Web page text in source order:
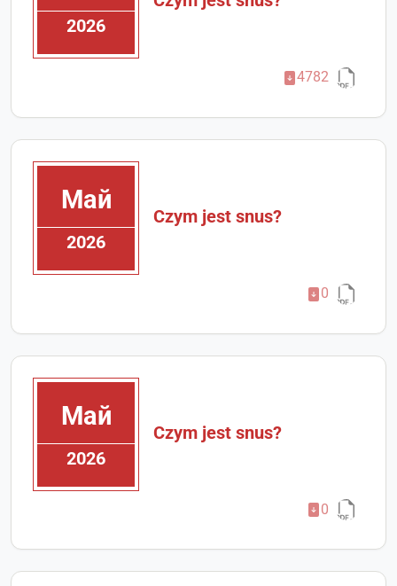
2026
4782
Май
2026
Czym jest snus?
0
Май
2026
Czym jest snus?
0